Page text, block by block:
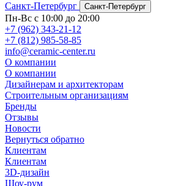
Санкт-Петербург
Санкт-Петербург
Пн-Вс с 10:00 до 20:00
+7 (962) 343-21-12
+7 (812) 985-58-85
info@ceramic-center.ru
О компании
О компании
Дизайнерам и архитекторам
Строительным организациям
Бренды
Отзывы
Новости
Вернуться обратно
Клиентам
Клиентам
3D-дизайн
Шоу-рум